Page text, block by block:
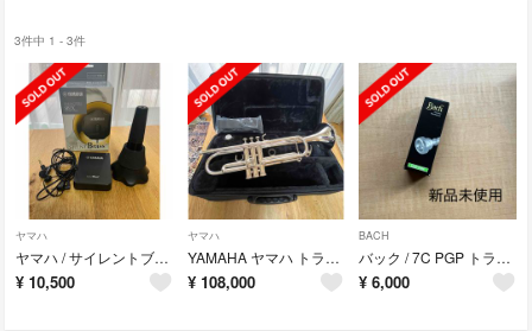
3件中 1 - 3件
ヤマハ
ヤマハ / サイレントブラス SB7X トランペット・コルネット用 YAMAHA
¥ 10,500
ヤマハ
YAMAHA ヤマハ トランペット YTR-4335GSII
¥ 108,000
BACH
バック / 7C PGP トランペット用 マウスピース Bach
¥ 6,000